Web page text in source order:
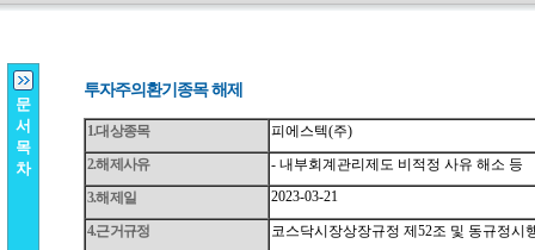
문
서
목
차